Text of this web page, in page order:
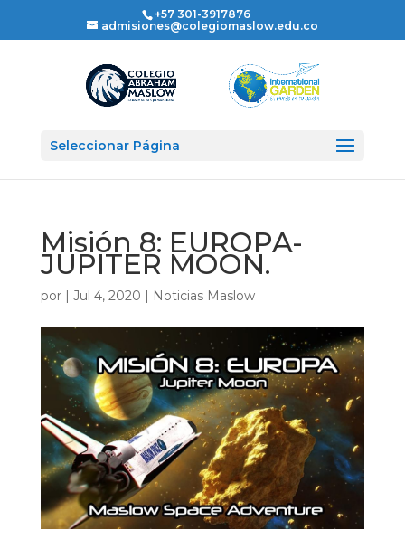
+57 301-3917876
admisiones@colegiomaslow.edu.co
Seleccionar Página
Misión 8: EUROPA-
JUPITER MOON.
por | Jul 4, 2020 | Noticias Maslow